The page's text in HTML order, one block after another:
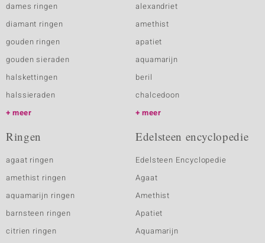
dames ringen
diamant ringen
gouden ringen
gouden sieraden
halskettingen
halssieraden
meer
alexandriet
amethist
apatiet
aquamarijn
beril
chalcedoon
meer
Ringen
agaat ringen
amethist ringen
aquamarijn ringen
barnsteen ringen
citrien ringen
Edelsteen encyclopedie
Edelsteen Encyclopedie
Agaat
Amethist
Apatiet
Aquamarijn